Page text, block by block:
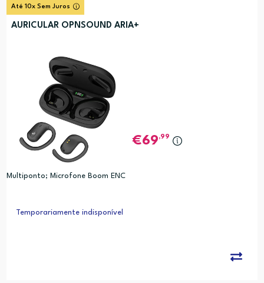
Até 10x Sem Juros
AURICULAR OPNSOUND ARIA+
Multiponto; Microfone Boom ENC
69,99
Temporariamente indisponível